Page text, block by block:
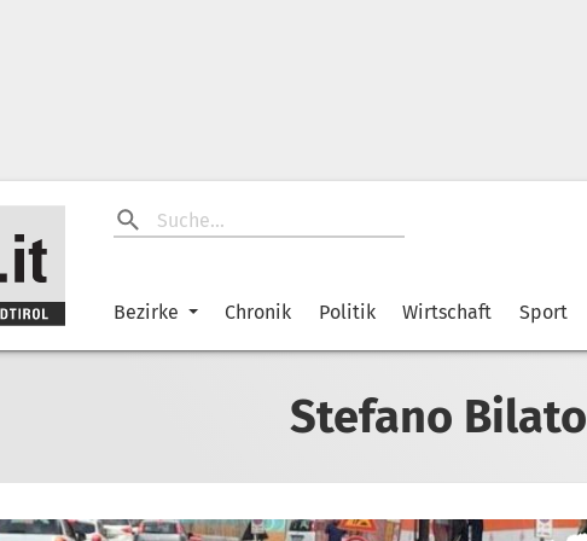
Bezirke Chronik Politik Wirtschaft Sport
Stefano Bilato